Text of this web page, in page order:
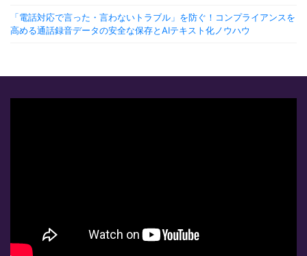
「電話対応で言った・言わないトラブル」を防ぐ！コンプライアンスを
高める通話録音データの安全な保存とAIテキスト化ノウハウ